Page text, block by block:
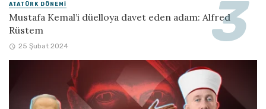
ATATÜRK DÖNEMI
Mustafa Kemal’i düelloya davet eden adam: Alfred
Rüstem
25 Şubat 2024